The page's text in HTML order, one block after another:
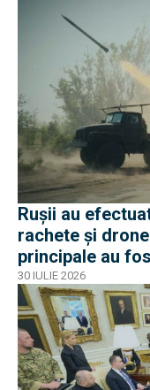
Rușii au
rachete și
principale au
30 IULIE 2026